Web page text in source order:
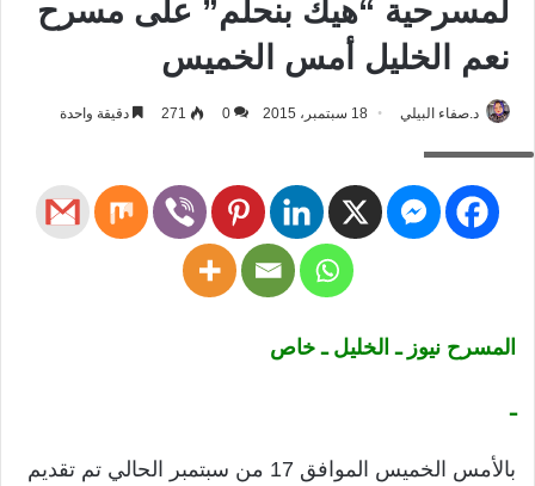
لمسرحية “هيك بنحلم” على مسرح
نعم الخليل أمس الخميس
د.صفاء البيلي 18 سبتمبر، 2015 0
271
دقيقة واحدة
المسرح نيوز ـ الخليل ـ خاص
ـ
بالأمس الخميس الموافق 17 من سبتمبر الحالي تم تقديم